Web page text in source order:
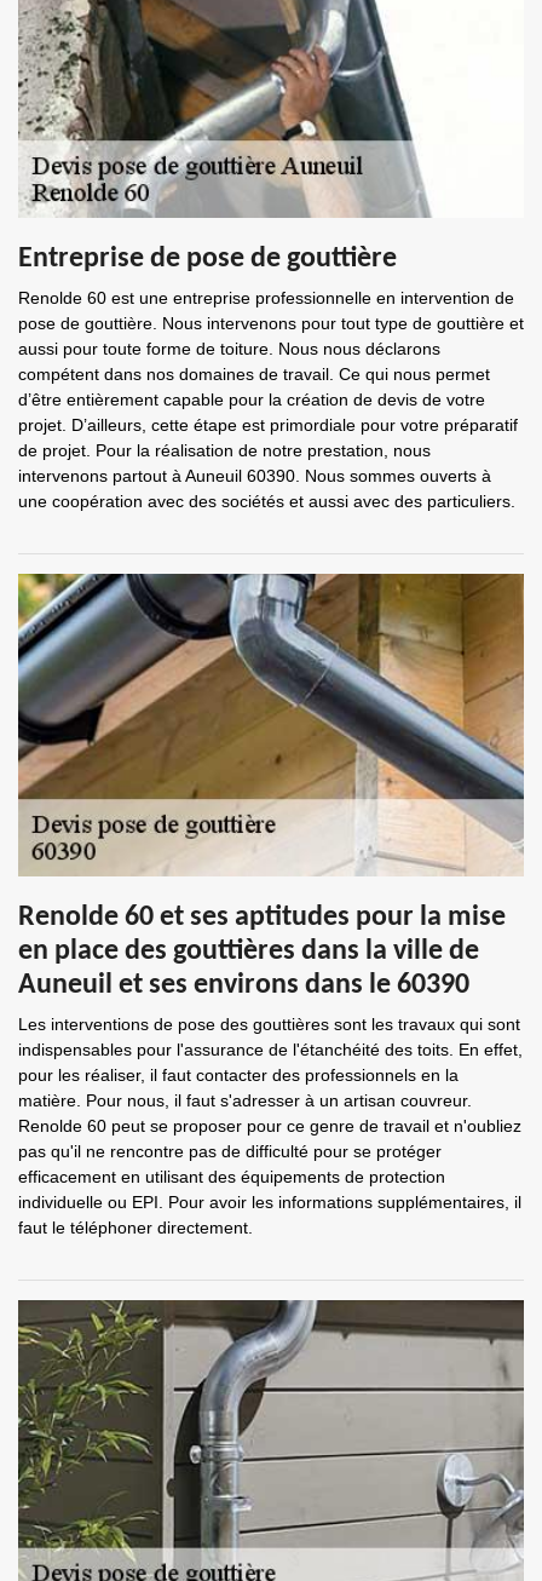
Entreprise de pose de gouttière
Renolde 60 est une entreprise professionnelle en intervention de
pose de gouttière. Nous intervenons pour tout type de gouttière et
aussi pour toute forme de toiture. Nous nous déclarons
compétent dans nos domaines de travail. Ce qui nous permet
d’être entièrement capable pour la création de devis de votre
projet. D’ailleurs, cette étape est primordiale pour votre préparatif
de projet. Pour la réalisation de notre prestation, nous
intervenons partout à Auneuil 60390. Nous sommes ouverts à
une coopération avec des sociétés et aussi avec des particuliers.
Renolde 60 et ses aptitudes pour la mise
en place des gouttières dans la ville de
Auneuil et ses environs dans le 60390
Les interventions de pose des gouttières sont les travaux qui sont
indispensables pour l'assurance de l'étanchéité des toits. En effet,
pour les réaliser, il faut contacter des professionnels en la
matière. Pour nous, il faut s'adresser à un artisan couvreur.
Renolde 60 peut se proposer pour ce genre de travail et n'oubliez
pas qu'il ne rencontre pas de difficulté pour se protéger
efficacement en utilisant des équipements de protection
individuelle ou EPI. Pour avoir les informations supplémentaires, il
faut le téléphoner directement.